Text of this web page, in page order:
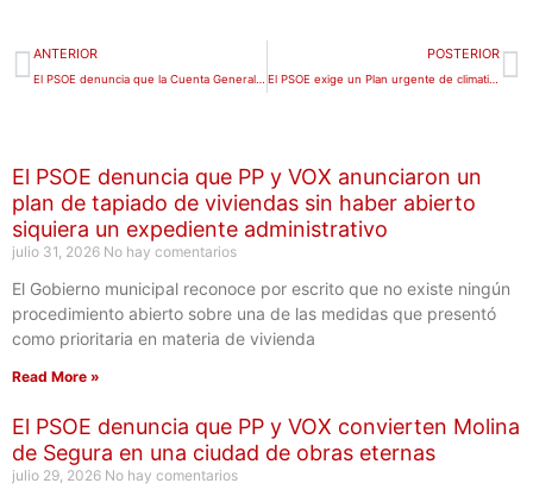
Ant
ANTERIOR
El PSOE denuncia que la Cuenta General de 2025 desmonta el relato económico del PP y VOX: “Más deuda, más impuestos y menos verdad”
POSTERIOR
El PSOE exige un Plan urgente de climatización para los centros educativos públicos de Molina de Segura
El PSOE denuncia que PP y VOX anunciaron un
plan de tapiado de viviendas sin haber abierto
siquiera un expediente administrativo
julio 31, 2026 No hay comentarios
El Gobierno municipal reconoce por escrito que no existe ningún
procedimiento abierto sobre una de las medidas que presentó
como prioritaria en materia de vivienda
Read More »
El PSOE denuncia que PP y VOX convierten Molina
de Segura en una ciudad de obras eternas
julio 29, 2026 No hay comentarios